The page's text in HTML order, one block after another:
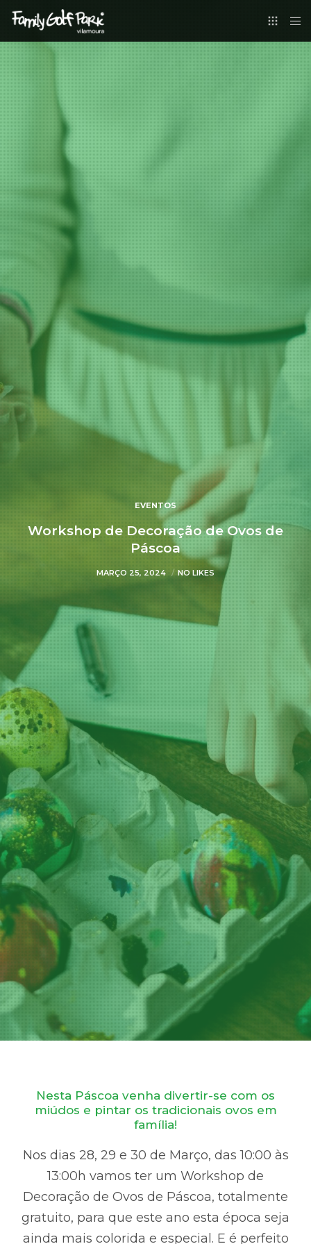
EVENTOS
Workshop de Decoração de Ovos de
Páscoa
MARÇO 25, 2024 NO LIKES
Nesta Páscoa venha divertir-se com os
miúdos e pintar os tradicionais ovos em
família!
Nos dias 28, 29 e 30 de Março, das 10:00 às
13:00h vamos ter um Workshop de
Decoração de Ovos de Páscoa, totalmente
gratuito, para que este ano esta época seja
ainda mais colorida e especial. E é perfeito